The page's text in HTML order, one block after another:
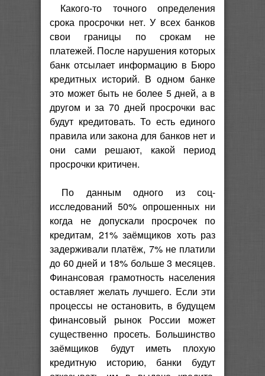
Какого-то точного определения
срока просрочки нет. У всех банков
свои границы по срокам не
платежей. После нарушения которых
банк отсылает информацию в Бюро
кредитных историй. В одном банке
это может быть не более 5 дней, а в
другом и за 70 дней просрочки вас
будут кредитовать. То есть единого
правила или закона для банков нет и
они сами решают, какой период
просрочки критичен.
По данным одного из соц-
исследований 50% опрошенных ни
когда не допускали просрочек по
кредитам, 21% заёмщиков хоть раз
задерживали платёж, 7% не платили
до 60 дней и 18% больше 3 месяцев.
Финансовая грамотность населения
оставляет желать лучшего. Если эти
процессы не остановить, в будущем
финансовый рынок России может
существенно просеть. Большинство
заёмщиков будут иметь плохую
кредитную историю, банки будут